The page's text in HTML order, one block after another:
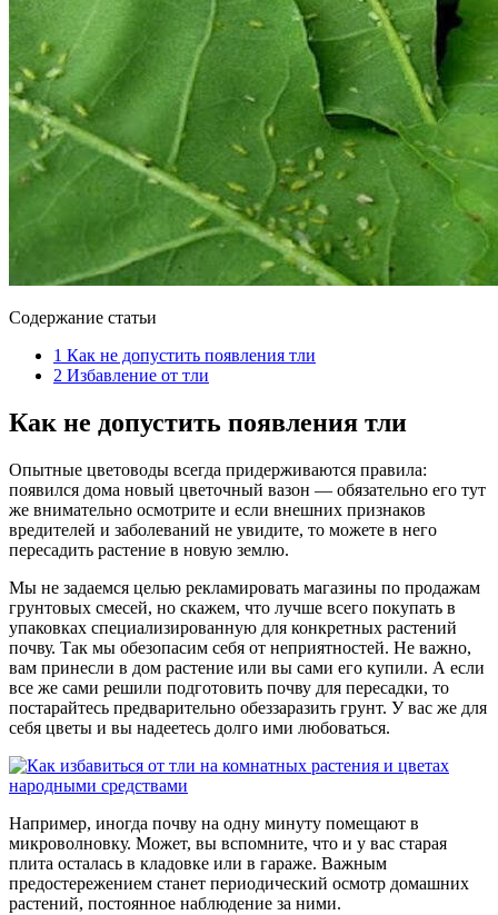
Содержание статьи
1 Как не допустить появления тли
2 Избавление от тли
Как не допустить появления тли
Опытные цветоводы всегда придерживаются правила:
появился дома новый цветочный вазон — обязательно его тут
же внимательно осмотрите и если внешних признаков
вредителей и заболеваний не увидите, то можете в него
пересадить растение в новую землю.
Мы не задаемся целью рекламировать магазины по продажам
грунтовых смесей, но скажем, что лучше всего покупать в
упаковках специализированную для конкретных растений
почву. Так мы обезопасим себя от неприятностей. Не важно,
вам принесли в дом растение или вы сами его купили. А если
все же сами решили подготовить почву для пересадки, то
постарайтесь предварительно обеззаразить грунт. У вас же для
себя цветы и вы надеетесь долго ими любоваться.
Например, иногда почву на одну минуту помещают в
микроволновку. Может, вы вспомните, что и у вас старая
плита осталась в кладовке или в гараже. Важным
предостережением станет периодический осмотр домашних
растений, постоянное наблюдение за ними.